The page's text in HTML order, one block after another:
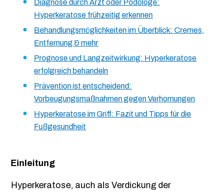
Diagnose durch Arzt oder Podologe:
Hyperkeratose frühzeitig erkennen
Behandlungsmöglichkeiten im Überblick: Cremes,
Entfernung & mehr
Prognose und Langzeitwirkung: Hyperkeratose
erfolgreich behandeln
Prävention ist entscheidend:
Vorbeugungsmaßnahmen gegen Verhornungen
Hyperkeratose im Griff: Fazit und Tipps für die
Fußgesundheit
Einleitung
Hyperkeratose, auch als Verdickung der